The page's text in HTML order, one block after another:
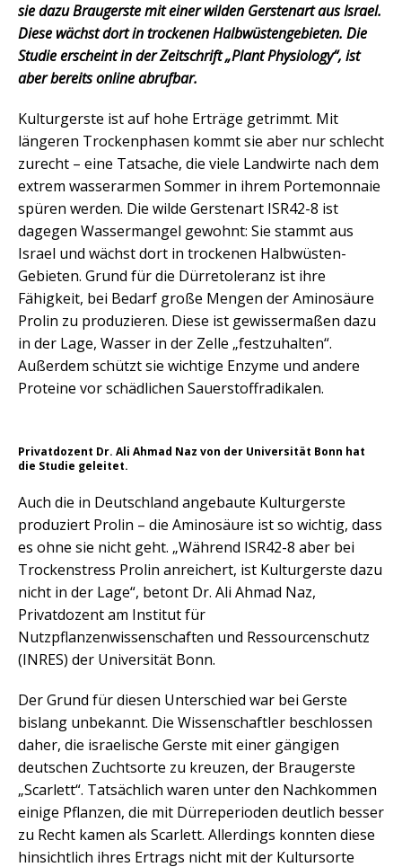
sie dazu Braugerste mit einer wilden Gerstenart aus Israel.
Diese wächst dort in trockenen Halbwüstengebieten. Die
Studie erscheint in der Zeitschrift „Plant Physiology“, ist
aber bereits online abrufbar.
Kulturgerste ist auf hohe Erträge getrimmt. Mit
längeren Trockenphasen kommt sie aber nur schlecht
zurecht – eine Tatsache, die viele Landwirte nach dem
extrem wasserarmen Sommer in ihrem Portemonnaie
spüren werden. Die wilde Gerstenart ISR42-8 ist
dagegen Wassermangel gewohnt: Sie stammt aus
Israel und wächst dort in trockenen Halbwüsten-
Gebieten. Grund für die Dürretoleranz ist ihre
Fähigkeit, bei Bedarf große Mengen der Aminosäure
Prolin zu produzieren. Diese ist gewissermaßen dazu
in der Lage, Wasser in der Zelle „festzuhalten“.
Außerdem schützt sie wichtige Enzyme und andere
Proteine vor schädlichen Sauerstoffradikalen.
Privatdozent Dr. Ali Ahmad Naz von der Universität Bonn hat
die Studie geleitet.
Auch die in Deutschland angebaute Kulturgerste
produziert Prolin – die Aminosäure ist so wichtig, dass
es ohne sie nicht geht. „Während ISR42-8 aber bei
Trockenstress Prolin anreichert, ist Kulturgerste dazu
nicht in der Lage“, betont Dr. Ali Ahmad Naz,
Privatdozent am Institut für
Nutzpflanzenwissenschaften und Ressourcenschutz
(INRES) der Universität Bonn.
Der Grund für diesen Unterschied war bei Gerste
bislang unbekannt. Die Wissenschaftler beschlossen
daher, die israelische Gerste mit einer gängigen
deutschen Zuchtsorte zu kreuzen, der Braugerste
„Scarlett“. Tatsächlich waren unter den Nachkommen
einige Pflanzen, die mit Dürreperioden deutlich besser
zu Recht kamen als Scarlett. Allerdings konnten diese
hinsichtlich ihres Ertrags nicht mit der Kultursorte